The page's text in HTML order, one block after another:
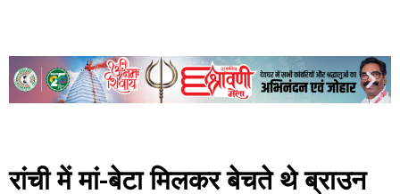
रांची में मां-बेटा मिलकर बेचते थे ब्राउन